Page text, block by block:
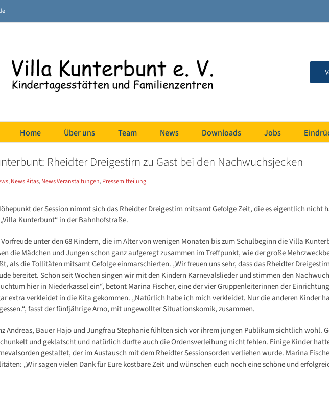
Home Über uns Team News Downloads Jobs
Rheidter Dreigestirn zu Gast bei den Nachwuchsjecken
,News Kitas,News Veranstaltungen,Pressemitteilung
der Session nimmt sich das Rheidter Dreigestirn mitsamt Gefolge Zeit, die es eigentlich nicht
Kunterbunt“ in der Bahnhofstraße.
Vorfreude unter den 68 Kindern, die im Alter von wenigen Monaten bis zum Schulbeginn die Villa
die Mädchen und Jungen schon ganz aufgeregt zusammen im Treffpunkt, wie der große
als die Tollitäten mitsamt Gefolge einmarschierten. „Wir freuen uns sehr, dass das Rheidter
bereitet. Schon seit Wochen singen wir mit den Kindern Karnevalslieder und stimmen den
hier in Niederkassel ein“, betont Marina Fischer, eine der vier Gruppenleiterinnen der
extra verkleidet in die Kita gekommen. „Natürlich habe ich mich verkleidet. Nur die anderen Kinder
fasst der fünfjährige Arno, mit ungewollter Situationskomik, zusammen.
Andreas, Bauer Hajo und Jungfrau Stephanie fühlten sich vor ihrem jungen Publikum sichtlich wohl.
und geklatscht und natürlich durfte auch die Ordensverleihung nicht fehlen. Einige Kinder
gestaltet, der im Austausch mit dem Rheidter Sessionsorden verliehen wurde. Marina
„Wir sagen vielen Dank für Eure kostbare Zeit und wünschen euch noch eine schöne und